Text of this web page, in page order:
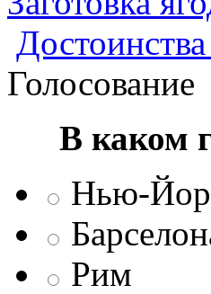
Голосование
В каком
Нью-
Рим